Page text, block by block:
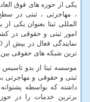
یکی از حوزه های فوق
، مهاجرتی ، ثبتی در
المللی ثبتا بعنوان یکی
ترین شبکه های حقوقی بین
ثبتی و حقوقی و مهاجرتی
برترین خدمات را در